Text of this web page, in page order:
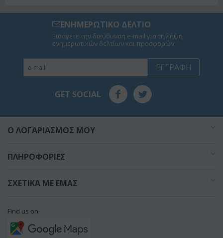
ΕΝΗΜΕΡΩΤΙΚΟ ΔΕΛΤΙΟ
Εισάγετε την διεύθυνση e-mail για τη λήψη
ενημερωτικών δελτίων και προσφορών.
ΕΓΓΡΑΦΉ
GET SOCIAL
O ΛΟΓΑΡΙΑΣΜΌΣ ΜΟΥ
ΠΛΗΡΟΦΟΡΊΕΣ
ΣΧΕΤΙΚΆ ΜΕ ΕΜΆΣ
Find us on